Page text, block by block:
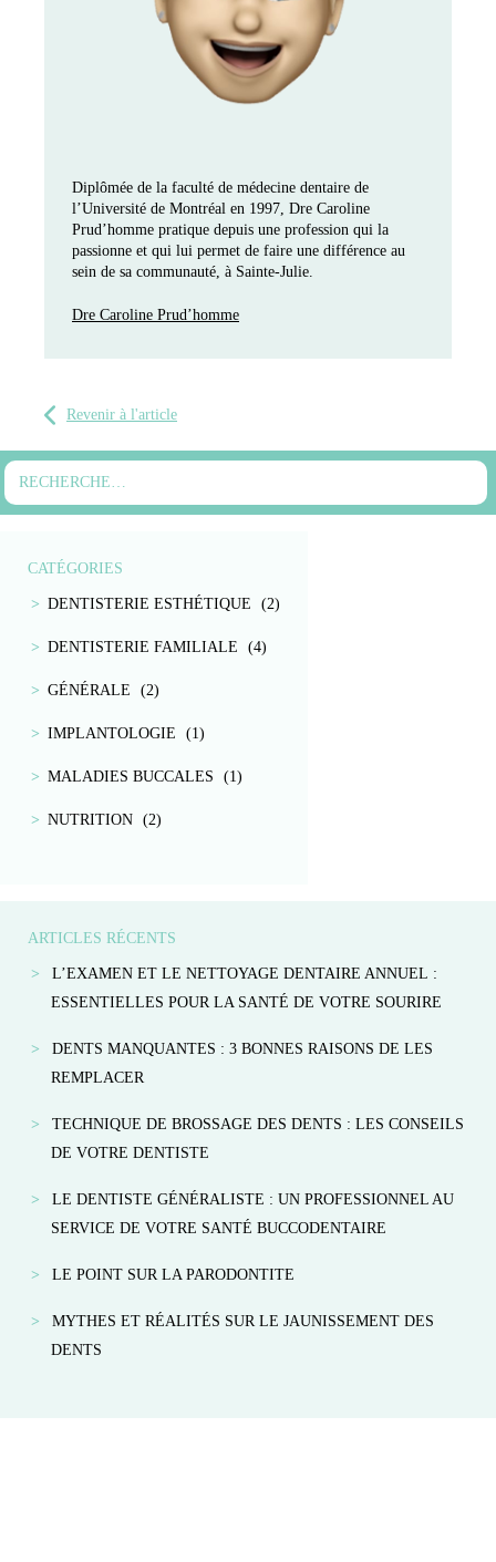
Diplômée de la faculté de médecine dentaire de
l’Université de Montréal en 1997, Dre Caroline
Prud’homme pratique depuis une profession qui la
passionne et qui lui permet de faire une différence au
sein de sa communauté, à Sainte-Julie.
Dre Caroline Prud’homme
Revenir à l'article
CATÉGORIES
DENTISTERIE ESTHÉTIQUE (2)
DENTISTERIE FAMILIALE (4)
GÉNÉRALE (2)
IMPLANTOLOGIE (1)
MALADIES BUCCALES (1)
NUTRITION (2)
ARTICLES RÉCENTS
L’EXAMEN ET LE NETTOYAGE DENTAIRE ANNUEL :
ESSENTIELLES POUR LA SANTÉ DE VOTRE SOURIRE
DENTS MANQUANTES : 3 BONNES RAISONS DE LES
REMPLACER
TECHNIQUE DE BROSSAGE DES DENTS : LES CONSEILS
DE VOTRE DENTISTE
LE DENTISTE GÉNÉRALISTE : UN PROFESSIONNEL AU
SERVICE DE VOTRE SANTÉ BUCCODENTAIRE
LE POINT SUR LA PARODONTITE
MYTHES ET RÉALITÉS SUR LE JAUNISSEMENT DES
DENTS